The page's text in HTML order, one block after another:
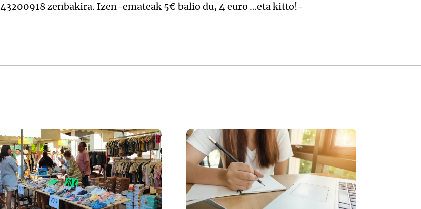
zenbakira. Izen-emateak 5€ balio du, 4 euro …eta kitto!-